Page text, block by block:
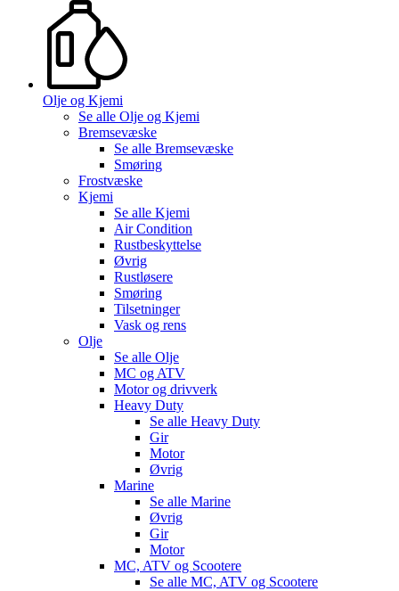
Olje og Kjemi
Se alle Olje og Kjemi
Bremsevæske
Se alle Bremsevæske
Smøring
Frostvæske
Kjemi
Se alle Kjemi
Air Condition
Rustbeskyttelse
Øvrig
Rustløsere
Smøring
Tilsetninger
Vask og rens
Olje
Se alle Olje
MC og ATV
Motor og drivverk
Heavy Duty
Se alle Heavy Duty
Gir
Motor
Øvrig
Marine
Se alle Marine
Øvrig
Gir
Motor
MC, ATV og Scootere
Se alle MC, ATV og Scootere